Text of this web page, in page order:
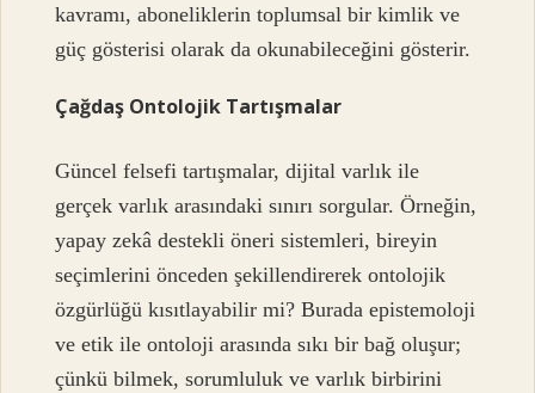
kavramı, aboneliklerin toplumsal bir kimlik ve
güç gösterisi olarak da okunabileceğini gösterir.
Çağdaş Ontolojik Tartışmalar
Güncel felsefi tartışmalar, dijital varlık ile
gerçek varlık arasındaki sınırı sorgular. Örneğin,
yapay zekâ destekli öneri sistemleri, bireyin
seçimlerini önceden şekillendirerek ontolojik
özgürlüğü kısıtlayabilir mi? Burada epistemoloji
ve etik ile ontoloji arasında sıkı bir bağ oluşur;
çünkü bilmek, sorumluluk ve varlık birbirini